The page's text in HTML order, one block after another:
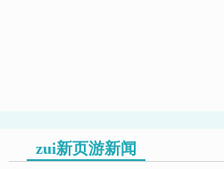
zui新页游新闻